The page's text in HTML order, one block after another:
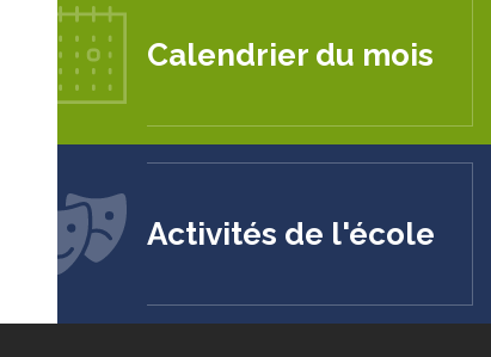
Calendrier du mois
Activités de l'école